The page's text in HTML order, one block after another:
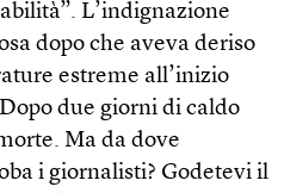
L’indignazione
dopo che aveva deriso
estreme all’inizio
due giorni di caldo
Ma da dove
i giornalisti? Godetevi il